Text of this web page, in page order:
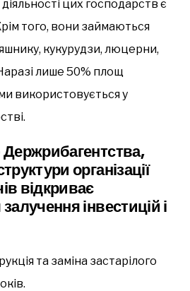
цих господарств є
того, вони займаються
кукурудзи, люцерни,
лише 50% площ
використовується у
організації
відкриває
інвестицій і
та заміна застарілого